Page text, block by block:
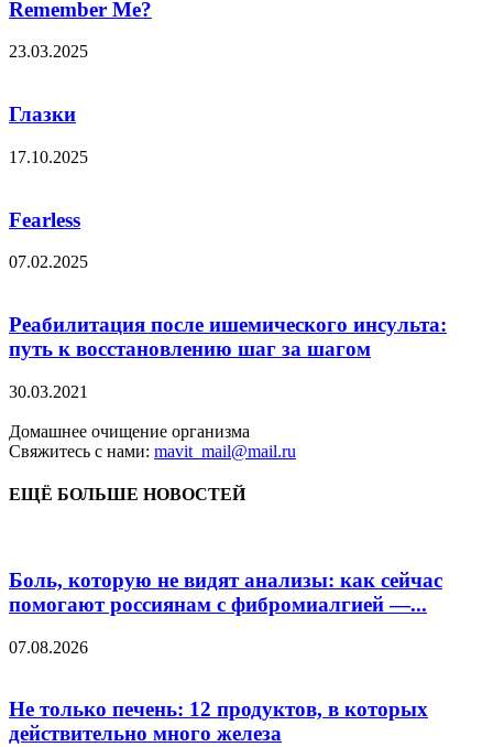
Remember Me?
23.03.2025
Глазки
17.10.2025
Fearless
07.02.2025
Реабилитация после ишемического инсульта:
путь к восстановлению шаг за шагом
30.03.2021
Домашнее очищение организма
Свяжитесь с нами: mavit_mail@mail.ru
ЕЩЁ БОЛЬШЕ НОВОСТЕЙ
Боль, которую не видят анализы: как сейчас
помогают россиянам с фибромиалгией —...
07.08.2026
Не только печень: 12 продуктов, в которых
действительно много железа